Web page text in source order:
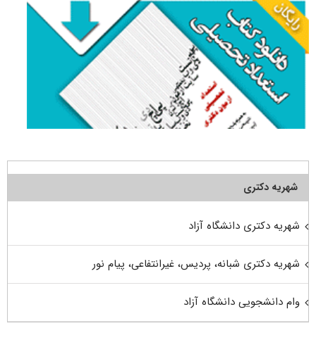
شهریه دکتری
شهریه دکتری دانشگاه آزاد
شهریه دکتری شبانه، پردیس، غیرانتفاعی، پیام نور
وام دانشجویی دانشگاه آزاد